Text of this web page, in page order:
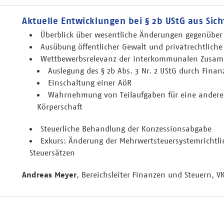
Aktuelle Entwicklungen bei § 2b UStG aus
Überblick über wesentliche Änderungen
Ausübung öffentlicher Gewalt und privatrechtliche
Wettbewerbsrelevanz der interkommunalen
Auslegung des § 2b Abs. 3 Nr. 2 UStG durch
Einschaltung einer AöR
Wahrnehmung von Teilaufgaben für eine
Körperschaft
Steuerliche Behandlung der Konzessionsabgabe
Exkurs: Änderung der
Steuersätzen
Andreas Meyer, Bereichsleiter Finanzen und Steuern,